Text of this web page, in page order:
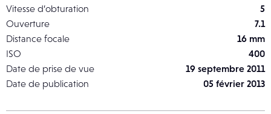
Vitesse d’obturation
5
Ouverture
7.1
Distance focale
16 mm
ISO
400
Date de prise de vue
19 septembre 2011
Date de publication
05 février 2013